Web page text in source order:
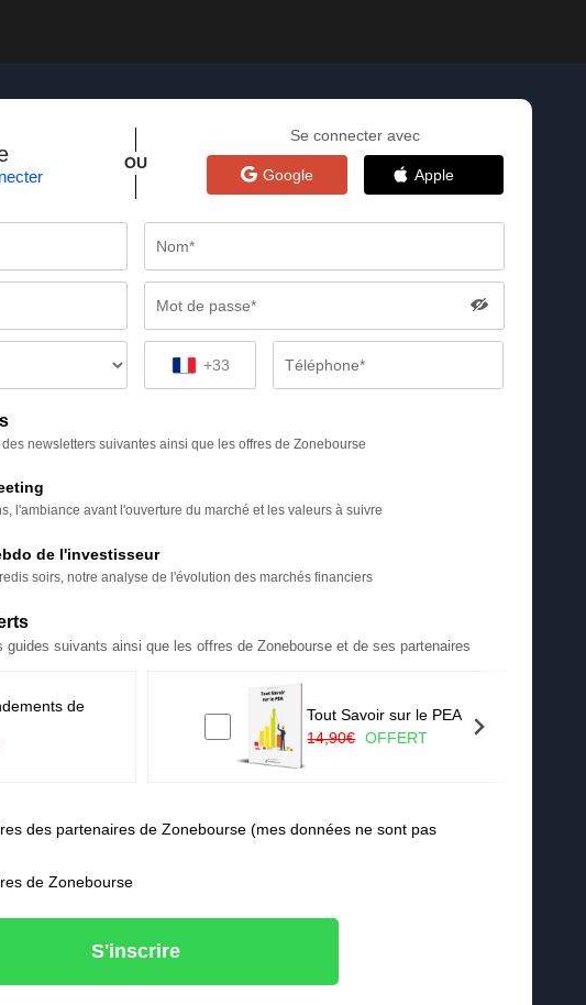
OU
Se connecter avec
Google Apple
+33
newsletters suivantes ainsi que les offres de Zonebourse
l'ambiance avant l'ouverture du marché et les valeurs à suivre
de l'investisseur
soirs, notre analyse de l'évolution des marchés financiers
suivants ainsi que les offres de Zonebourse et de ses partenaires
de
Tout Savoir sur le PEA
14,90€ OFFERT
des partenaires de Zonebourse (mes données ne sont pas
de Zonebourse
S'inscrire